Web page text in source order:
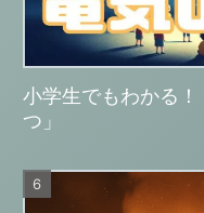
小学生でもわかる
つ」